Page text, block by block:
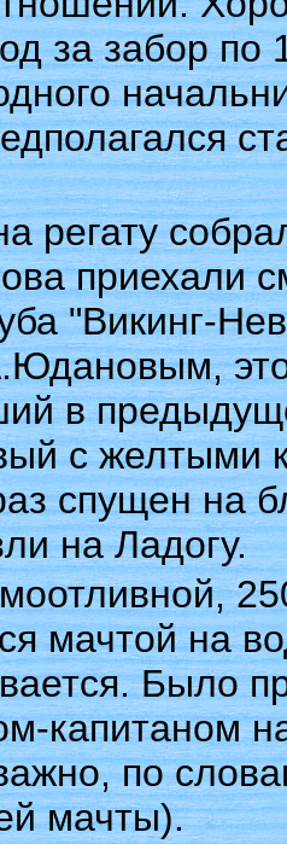
за забор
регату
приехали
"Викинг-
в
с желтыми
спущен на
на Ладогу.
мачтой на
Было
капитаном
по
мачты).